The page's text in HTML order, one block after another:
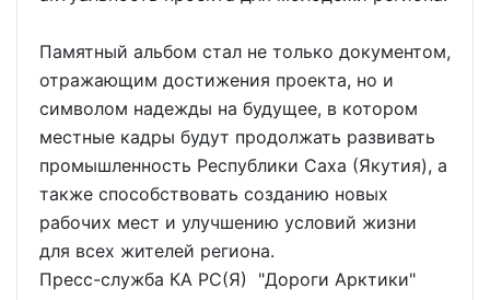
Памятный альбом стал не только документом,
отражающим достижения проекта, но и
символом надежды на будущее, в котором
местные кадры будут продолжать развивать
промышленность Республики Саха (Якутия), а
также способствовать созданию новых
рабочих мест и улучшению условий жизни
для всех жителей региона.
Пресс-служба КА РС(Я) "Дороги Арктики"